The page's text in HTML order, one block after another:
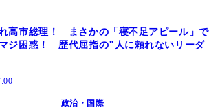
高市総理！ まさかの「寝不足アピール」で
ジ困惑！ 歴代屈指の"人に頼れないリーダ
政治・国際